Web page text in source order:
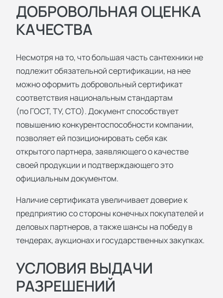
ДОБРОВОЛЬНАЯ ОЦЕНКА
КАЧЕСТВА
Несмотря на то, что большая часть сантехники не
подлежит обязательной сертификации, на нее
можно оформить добровольный сертификат
соответствия национальным стандартам
(по ГОСТ, ТУ, СТО). Документ способствует
повышению конкурентоспособности компании,
позволяет ей позиционировать себя как
открытого партнера, заявляющего о качестве
своей продукции и подтверждающего это
официальным документом.
Наличие сертификата увеличивает доверие к
предприятию со стороны конечных покупателей и
деловых партнеров, а также шансы на победу в
тендерах, аукционах и государственных закупках.
УСЛОВИЯ ВЫДАЧИ
РАЗРЕШЕНИЙ